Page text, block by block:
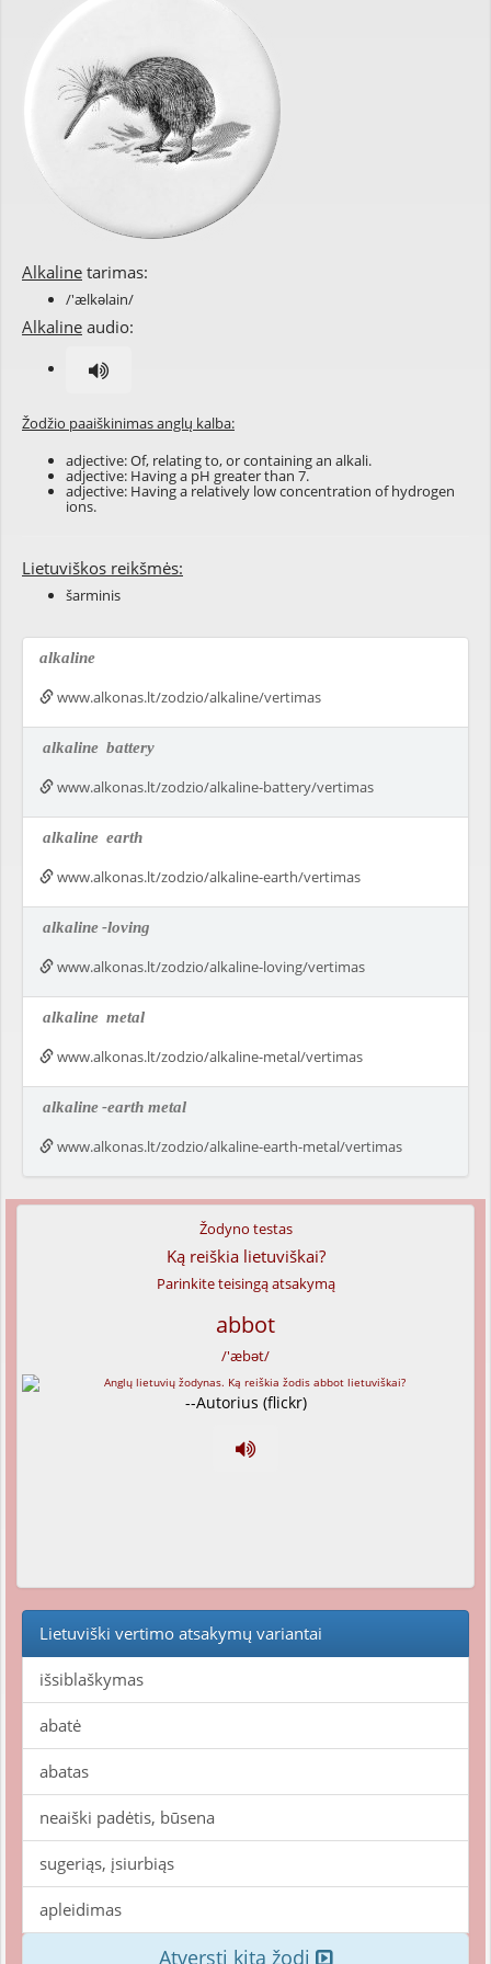
Alkaline tarimas:
/'ælkəlain/
Alkaline audio:
Žodžio paaiškinimas anglų kalba:
adjective: Of, relating to, or containing an alkali.
adjective: Having a pH greater than 7.
adjective: Having a relatively low concentration of hydrogen
ions.
Lietuviškos reikšmės:
šarminis
alkaline
www.alkonas.lt/zodzio/alkaline/vertimas
alkaline battery
www.alkonas.lt/zodzio/alkaline-battery/vertimas
alkaline earth
www.alkonas.lt/zodzio/alkaline-earth/vertimas
alkaline-loving
www.alkonas.lt/zodzio/alkaline-loving/vertimas
alkaline metal
www.alkonas.lt/zodzio/alkaline-metal/vertimas
alkaline-earth metal
www.alkonas.lt/zodzio/alkaline-earth-metal/vertimas
Žodyno testas
Ką reiškia lietuviškai?
Parinkite teisingą atsakymą
abbot
/'æbət/
--Autorius (flickr)
Lietuviški vertimo atsakymų variantai
išsiblaškymas
abatė
abatas
neaiški padėtis, būsena
sugeriąs, įsiurbiąs
apleidimas
Atversti kitą žodį